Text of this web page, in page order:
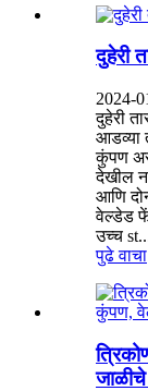
दुहेरी
2024-
दुहेरी
आडव्या
कुंपण
देखील
आणि
वेल्डेड
उच्च
पुढे वाचा